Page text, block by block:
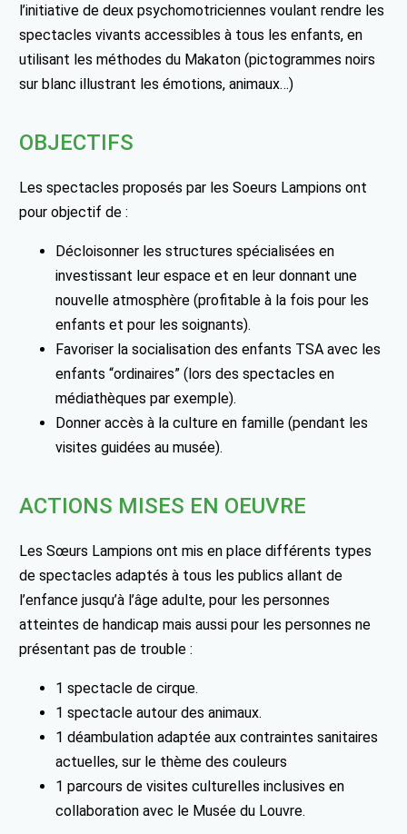
l’initiative de deux psychomotriciennes voulant rendre les
spectacles vivants accessibles à tous les enfants, en
utilisant les méthodes du Makaton (pictogrammes noirs
sur blanc illustrant les émotions, animaux…)
OBJECTIFS
Les spectacles proposés par les Soeurs Lampions ont
pour objectif de :
Décloisonner les structures spécialisées en
investissant leur espace et en leur donnant une
nouvelle atmosphère (profitable à la fois pour les
enfants et pour les soignants).
Favoriser la socialisation des enfants TSA avec les
enfants “ordinaires” (lors des spectacles en
médiathèques par exemple).
Donner accès à la culture en famille (pendant les
visites guidées au musée).
ACTIONS MISES EN OEUVRE
Les Sœurs Lampions ont mis en place différents types
de spectacles adaptés à tous les publics allant de
l’enfance jusqu’à l’âge adulte, pour les personnes
atteintes de handicap mais aussi pour les personnes ne
présentant pas de trouble :
1 spectacle de cirque.
1 spectacle autour des animaux.
1 déambulation adaptée aux contraintes sanitaires
actuelles, sur le thème des couleurs
1 parcours de visites culturelles inclusives en
collaboration avec le Musée du Louvre.